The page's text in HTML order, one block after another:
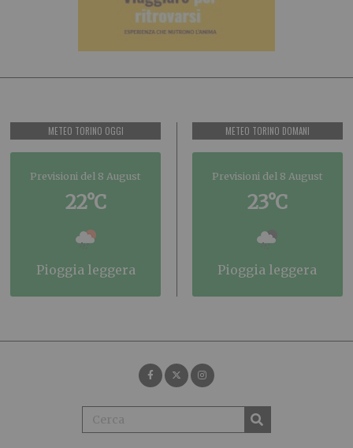
METEO TORINO OGGI
Previsioni del 8 August
22°C
pioggia leggera
METEO TORINO DOMANI
Previsioni del 8 August
23°C
pioggia leggera